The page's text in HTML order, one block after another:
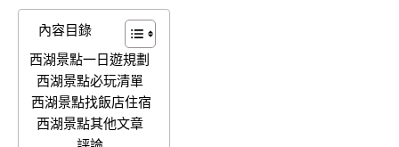
內容目錄
西湖景點一日遊規劃
西湖景點必玩清單
西湖景點找飯店住宿
西湖景點其他文章